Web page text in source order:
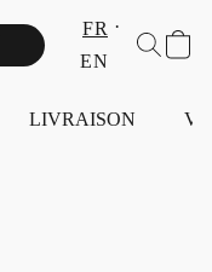
FR
EN
LIVRAISON